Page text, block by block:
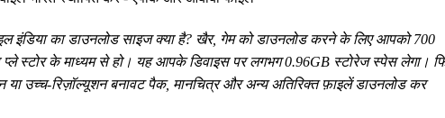
इंडिया का डाउनलोड साइज क्या है? खैर, गेम को डाउनलोड करने के लिए आपको 700
प्ले स्टोर के माध्यम से हो। यह आपके डिवाइस पर लगभग 0.96GB स्टोरेज स्पेस लेगा।
उच्च-रिज़ॉल्यूशन बनावट पैक, मानचित्र और अन्य अतिरिक्त फ़ाइलें डाउनलोड कर